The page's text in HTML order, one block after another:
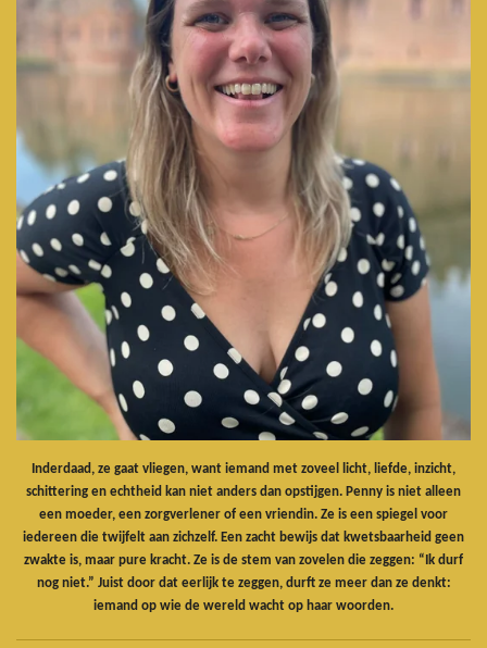
Inderdaad, ze gaat vliegen, want iemand met zoveel licht, liefde, inzicht,
schittering en echtheid kan niet anders dan opstijgen. Penny is niet alleen
een moeder, een zorgverlener of een vriendin. Ze is een spiegel voor
iedereen die twijfelt aan zichzelf. Een zacht bewijs dat kwetsbaarheid geen
zwakte is, maar pure kracht. Ze is de stem van zovelen die zeggen: “Ik durf
nog niet.” Juist door dat eerlijk te zeggen, durft ze meer dan ze denkt:
iemand op wie de wereld wacht op haar woorden.